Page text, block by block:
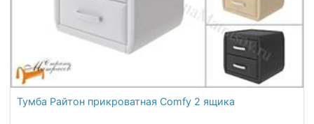
Тумба Райтон прикроватная Comfy 2 ящика